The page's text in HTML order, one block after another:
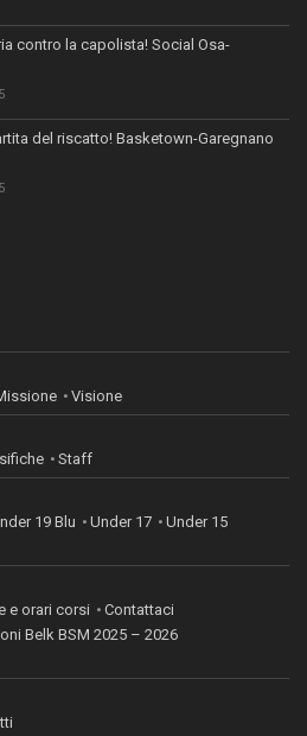
contro la capolista! Social Osa-
del riscatto! Basketown-Garegnano
Visione
Staff
19 Blu Under 17
Under 15
e orari corsi
Contattaci
Belk BSM 2025 – 2026